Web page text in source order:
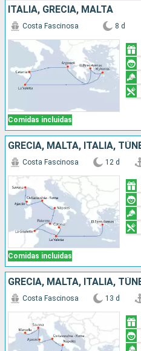
ITALIA, GRECIA, MALTA
Comidas incluidas
Costa Fascinosa 8 d
Comidas incluidas
Costa Fascinosa 12 d
Costa Fascinosa 13 d